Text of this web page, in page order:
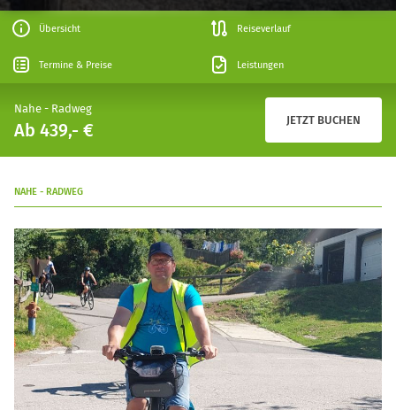
Übersicht Reiseverlauf
Termine & Preise Leistungen
Nahe - Radweg
Ab 439,- € JETZT BUCHEN
NAHE - RADWEG